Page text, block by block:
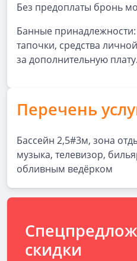
Без предоплаты бронь
Банные
тапочки, средства
за дополнительную плату.
Перечень
Бассейн 2,5#3м, зона
музыка, телевизор,
обливным ведёрком
скидки